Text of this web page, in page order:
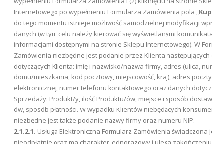
Internetowego po wypełnieniu Formularza Zamówienia pola „Kupuję
do tego momentu istnieje możliwość samodzielnej modyfikacji
danych (w tym celu należy kierować się wyświetlanymi komunikatami
informacjami dostępnymi na stronie Sklepu Internetowego). W
Zamówienia niezbędne jest podanie przez Klienta następujących
dotyczących Klienta: imię i nazwisko/nazwa firmy, adres (ulica, numer
domu/mieszkania, kod pocztowy, miejscowość, kraj), adres poczty
elektronicznej, numer telefonu kontaktowego oraz danych
Sprzedaży: Produkt/y, ilość Produktu/ów, miejsce i sposób dostawy
ów, sposób płatności. W wypadku Klientów niebędących
niezbędne jest także podanie nazwy firmy oraz numeru NIP.
2.1.2.1. Usługa Elektroniczna Formularz Zamówienia świadczona jest
nieodpłatnie oraz ma charakter jednorazowy i ulega zakończeniu z